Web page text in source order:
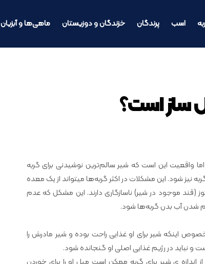
اسب پرندگان خزندگان و دوزیستان ماهی‌ها و آبزیان
ساز است؟
اما واقعیت این است که شیر سالم‌ترین نوشیدنی برای گربه
نیز شود. این مشکلات در اکثر گربه‌ها میتواند از یک معده
(قند موجود در شیر) ناسازگاری دارند. این مشکل که عدم
اینکه شیر برای او غذایی راحت بوده و شیر مادرش را
و نباید در رژیم غذایی اصلی او گنجانده شود.